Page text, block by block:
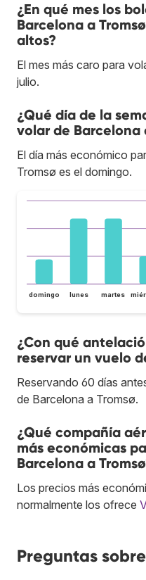
¿En qué mes los
Barcelona a
altos?
El mes más caro para
julio.
¿Qué día de la
volar de Barcelona
El día más económico
Tromsø es el domingo.
domingo lunes martes
¿Con qué
reservar un vuelo
Reservando 60 días
de Barcelona a Tromsø.
¿Qué compañía
más económicas
Barcelona a
Los precios más
normalmente los ofrece
Preguntas